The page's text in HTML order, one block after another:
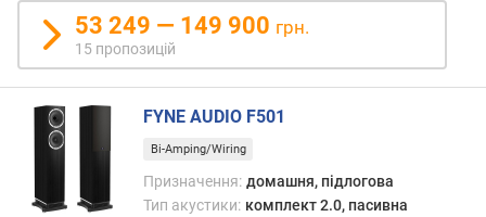
т
ь
(
д
Б
)
і
53 249 — 149 900 грн.
15 пропозицій
FYNE AUDIO F501
Bi-Amping/Wiring
Призначення: домашня, підлогова
Тип акустики: комплект 2.0, пасивна